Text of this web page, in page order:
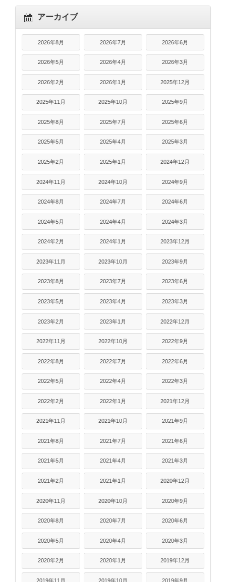
アーカイブ
2026年8月 2026年7月 2026年6月
2026年5月 2026年4月 2026年3月
2026年2月 2026年1月 2025年12月
2025年11月 2025年10月 2025年9月
2025年8月 2025年7月 2025年6月
2025年5月 2025年4月 2025年3月
2025年2月 2025年1月 2024年12月
2024年11月 2024年10月 2024年9月
2024年8月 2024年7月 2024年6月
2024年5月 2024年4月 2024年3月
2024年2月 2024年1月 2023年12月
2023年11月 2023年10月 2023年9月
2023年8月 2023年7月 2023年6月
2023年5月 2023年4月 2023年3月
2023年2月 2023年1月 2022年12月
2022年11月 2022年10月 2022年9月
2022年8月 2022年7月 2022年6月
2022年5月 2022年4月 2022年3月
2022年2月 2022年1月 2021年12月
2021年11月 2021年10月 2021年9月
2021年8月 2021年7月 2021年6月
2021年5月 2021年4月 2021年3月
2021年2月 2021年1月 2020年12月
2020年11月 2020年10月 2020年9月
2020年8月 2020年7月 2020年6月
2020年5月 2020年4月 2020年3月
2020年2月 2020年1月 2019年12月
2019年11月 2019年10月 2019年9月